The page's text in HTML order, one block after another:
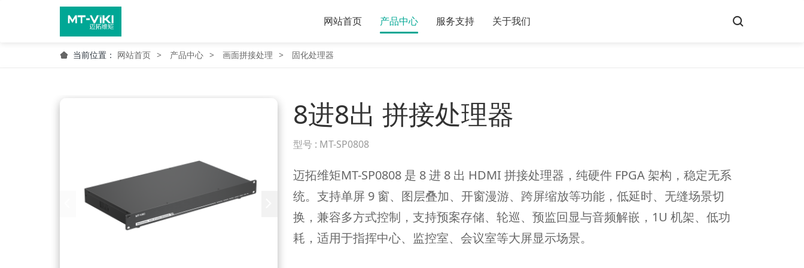
网站首页 产品中心 服务支持 关于我们
当前位置： 网站首页 产品中心 画面拼接处理 固化处理器
8进8出 拼接处理器
型号 : MT-SP0808
迈拓维矩MT-SP0808 是 8 进 8 出 HDMI 拼接处理器，纯硬件 FPGA 架构，稳定无系
统。支持单屏 9 窗、图层叠加、开窗漫游、跨屏缩放等功能，低延时、无缝场景切
换，兼容多方式控制，支持预案存储、轮巡、预监回显与音频解嵌，1U 机架、低功
耗，适用于指挥中心、监控室、会议室等大屏显示场景。